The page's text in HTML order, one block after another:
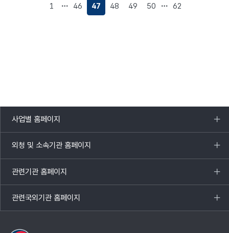
1 46 47 48 49 50 62
사업별 홈페이지
목록
열기
외청 및 소속기관 홈페이지
목록
열기
관련기관 홈페이지
목록
열기
관련국외기관 홈페이지
목록
열기